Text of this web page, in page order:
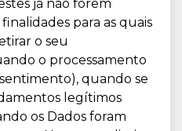
já não forem
finalidades para as quais
o seu
o processamento
quando se
legítimos
os Dados foram